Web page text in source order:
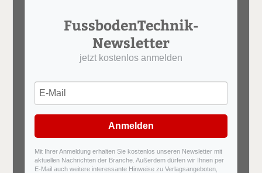
FussbodenTechnik-
Newsletter
jetzt kostenlos anmelden
Anmelden
Mit Ihrer Anmeldung erhalten Sie kostenlos unseren Newsletter mit
aktuellen Nachrichten der Branche. Außerdem dürfen wir Ihnen per
E-Mail auch weitere interessante Hinweise zu Verlagsangeboten,